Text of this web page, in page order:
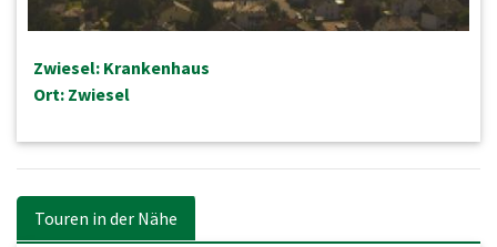
Zwiesel: Krankenhaus
Ort: Zwiesel
Touren in der Nähe